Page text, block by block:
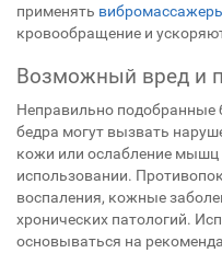
применять
кровообращение и
Возможный вред и
Неправильно
бедра могут вызвать
кожи или ослабление
использовании.
воспаления, кожные
хронических патологий.
основываться на